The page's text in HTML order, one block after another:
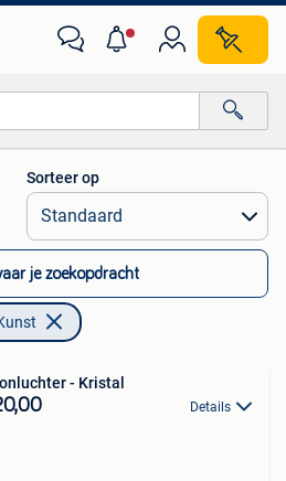
afstanden…
Sorteer op
je zoekopdracht
- Kristal
Details